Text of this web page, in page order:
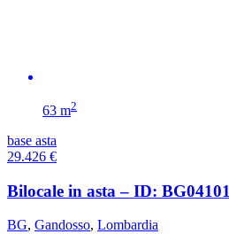
63 m2
base asta
29.426 €
Bilocale in asta – ID: BG04101
BG, Gandosso, Lombardia